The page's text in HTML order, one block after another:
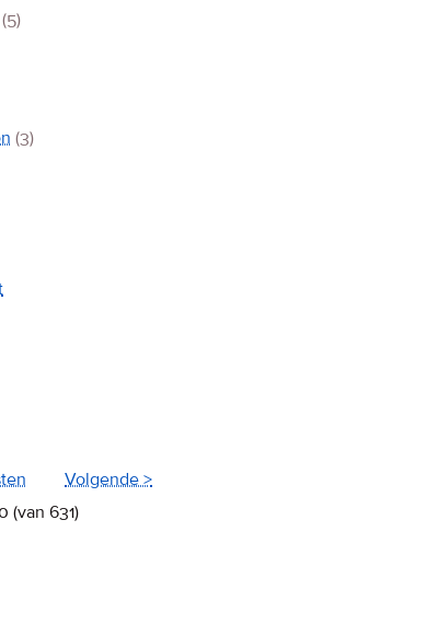
(5)
(3)
Volgende >
(van 631)